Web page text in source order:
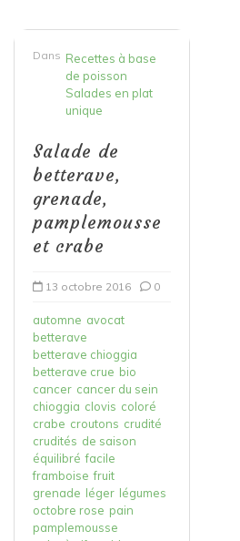
Dans Recettes à base
de poisson
Salades en plat
unique
Salade de
betterave,
grenade,
pamplemousse
et crabe
13 octobre 2016 0
automne avocat
betterave
betterave chioggia
betterave crue bio
cancer cancer du sein
chioggia clovis coloré
crabe croutons crudité
crudités de saison
équilibré facile
framboise fruit
grenade léger légumes
octobre rose pain
pamplemousse